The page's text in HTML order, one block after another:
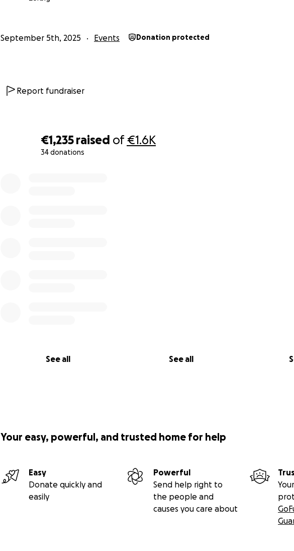
€1,235 raised of€1.6K
34 donations
See all See all
September 5th, 2025 Events Donation protected
Report fundraiser
Your easy, powerful, and trusted home for help
Easy
Donate quickly and
easily
Powerful
Send help right to
the people and
causes you care about